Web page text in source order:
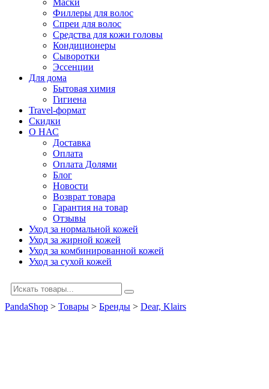
Филлеры для волос
Спреи для волос
Средства для кожи головы
Кондиционеры
Сыворотки
Эссенции
Для дома
Бытовая химия
Гигиена
Travel-формат
Скидки
О НАС
Доставка
Оплата
Оплата Долями
Блог
Новости
Возврат товара
Гарантия на товар
Отзывы
Уход за нормальной кожей
Уход за жирной кожей
Уход за комбинированной кожей
Уход за сухой кожей
PandaShop > Товары > Бренды > Dear, Klairs